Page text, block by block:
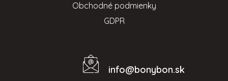
Obchodné podmienky
GDPR
info@bonybon.sk